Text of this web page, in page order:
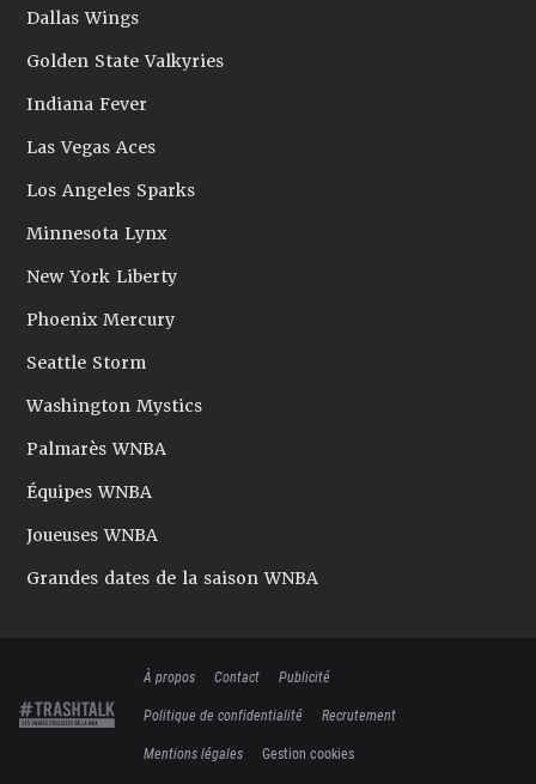
Dallas Wings
Golden State Valkyries
Indiana Fever
Las Vegas Aces
Los Angeles Sparks
Minnesota Lynx
New York Liberty
Phoenix Mercury
Seattle Storm
Washington Mystics
Palmarès WNBA
Équipes WNBA
Joueuses WNBA
Grandes dates de la saison WNBA
À propos Contact
Publicité
Politique de confidentialité
Recrutement
Mentions légales
Gestion cookies